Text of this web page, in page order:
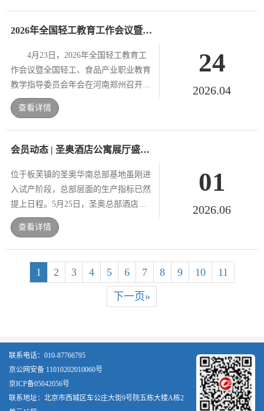
矩意识淡薄、内部管理混乱...
2026年全国轻工教育工作会议暨全国轻工、食品产业行指委年会 家具设计与制造专业委员会工作会议在河南郑州成功召开
4月23日，2026年全国轻工教育工
作会议暨全国轻工、食品产业职业教育
教学指导委员会年会在河南郑州召开，
中国轻工业联合会会长张崇和出席并讲
话。教育部职业教育发展中心质量监测
与指导处处长周凤...
查看详情
24
2026.04
会员动态 | 圣奥酒店公寓展厅盛大启幕，23类实景户型亮相，构筑“第二增长曲线”
位于板芙镇的圣奥华南总部基地虽刚进
入试产阶段，总部层面的生产指标已然
提上日程。5月25日，圣奥总部酒店公
寓展厅盛大开业，这标志着圣奥正式将
酒店、公寓等居住空间家具定位为公司
第二增长曲线，全面深耕...
查看详情
01
2026.06
1 2 3 4 5 6 7 8 9 10 11
下一页»
联系电话：010-87766795
京公网安备 11010202010060号
京ICP备05042056号
联系地址：北京市西城区车公庄大街9号院五栋大楼A栋2